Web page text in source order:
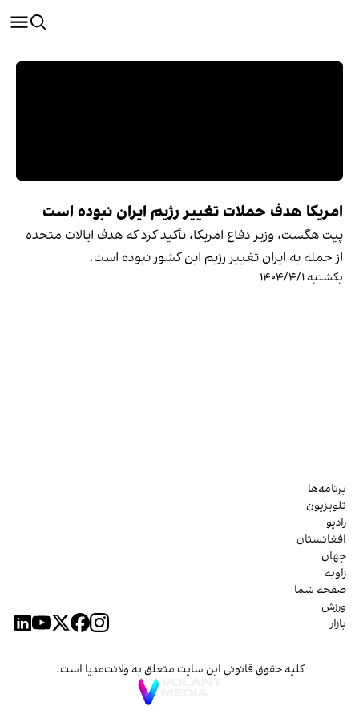
امریکا هدف حملات تغییر رژیم ایران نبوده است
پیت هگست، وزیر دفاع امریکا، تأکید کرد که هدف ایالات متحده
از حمله به ایران تغییر رژیم این کشور نبوده است.
یکشنبه ۱۴۰۴/۴/۱
برنامه‌ها
تلویزیون
رادیو
افغانستان
جهان
زاویه
صفحه شما
ورزش
بازار
کلیه حقوق قانونی این سایت متعلق به ولانت‌مدیا است.